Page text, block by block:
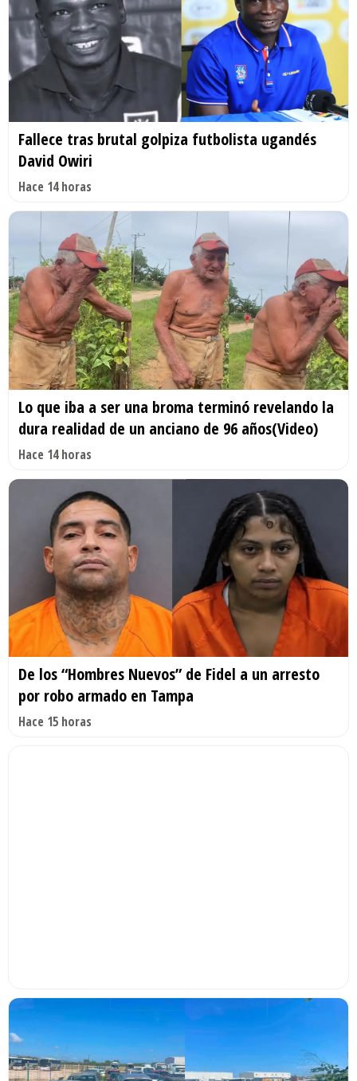
Fallece tras brutal golpiza futbolista ugandés
David Owiri
Hace 14 horas
Lo que iba a ser una broma terminó revelando la
dura realidad de un anciano de 96 años(Video)
Hace 14 horas
De los “Hombres Nuevos” de Fidel a un arresto
por robo armado en Tampa
Hace 15 horas